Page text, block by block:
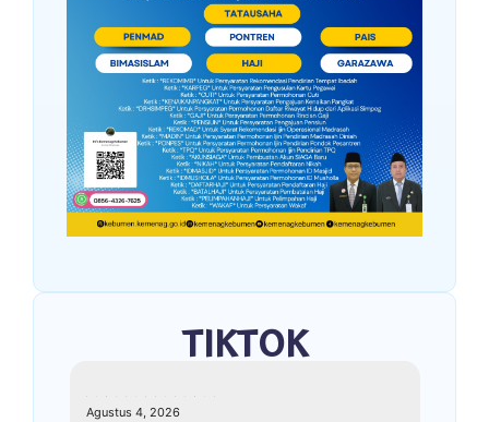
TIKTOK
Agustus 4, 2026